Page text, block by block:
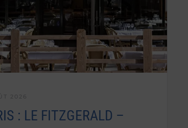
: LE FITZGERALD –